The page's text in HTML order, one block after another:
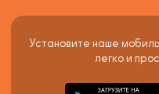
Установите наше
легко и